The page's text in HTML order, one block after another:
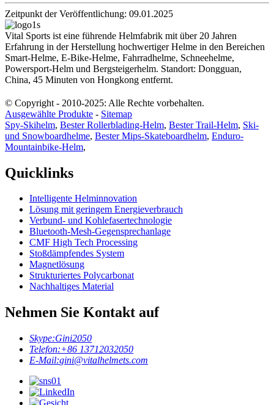
Zeitpunkt der Veröffentlichung: 09.01.2025
Vital Sports ist eine führende Helmfabrik mit über 20 Jahren
Erfahrung in der Herstellung hochwertiger Helme in den Bereichen
Smart-Helme, E-Bike-Helme, Fahrradhelme, Schneehelme,
Powersport-Helm und Bergsteigerhelm. Standort: Dongguan,
China, 45 Minuten von Hongkong entfernt.
© Copyright - 2010-2025: Alle Rechte vorbehalten.
Ausgewählte Produkte - Sitemap
Spy-Skihelm, Bester Rollerblading-Helm, Bester Trail-Helm, Ski-
und Snowboardhelme, Bester Mips-Skateboardhelm, Enduro-
Mountainbike-Helm,
Quicklinks
Intelligente Helminnovation
Lösung mit geringem Energieverbrauch
Verbund- und Kohlefasertechnologie
Bluetooth-Mesh-Gegensprechanlage
CMF High Tech Processing
Stoßdämpfendes System
Magnetlösung
Strukturiertes Polycarbonat
Nachhaltiges Material
Nehmen Sie Kontakt auf
Skype:Gini2050
Telefon:+86 13712032050
E-Mail:gini@vitalhelmets.com